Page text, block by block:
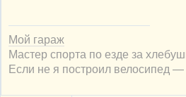
Мой гараж
Мастер спорта по езде за
Если не я построил велосипед